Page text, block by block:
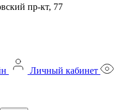
пр-кт, 77
Личный кабинет